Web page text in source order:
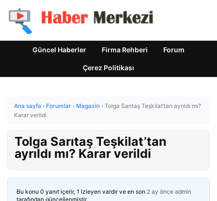
Güncel Haberler Firma Rehberi Forum
Çerez Politikası
Ana sayfa › Forumlar › Magazin › Tolga Sarıtaş Teşkilat’tan ayrıldı mı?
Karar verildi
Tolga Sarıtaş Teşkilat’tan
ayrıldı mı? Karar verildi
Bu konu 0 yanıt içerir, 1 izleyen vardır ve en son 2 ay önce admin
tarafından güncellenmiştir.